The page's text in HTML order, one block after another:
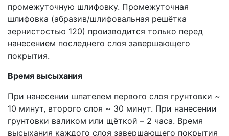
промежуточную шлифовку. Промежуточная
шлифовка (абразив/шлифовальная решётка
зернистостью 120) производится только перед
нанесением последнего слоя завершающего
покрытия.
Время высыхания
При нанесении шпателем первого слоя грунтовки ~
10 минут, второго слоя ~ 30 минут. При нанесении
грунтовки валиком или щёткой – 2 часа. Время
высыхания каждого слоя завершающего покрытия